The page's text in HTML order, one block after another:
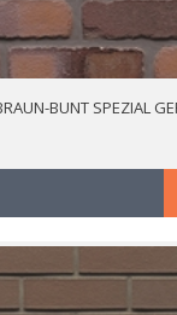
BUNT SPEZIAL